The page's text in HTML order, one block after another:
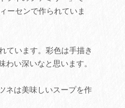
ーセンで作られていま
ています。彩色は手描き
い深いなと思います。
ネは美味しいスープを作